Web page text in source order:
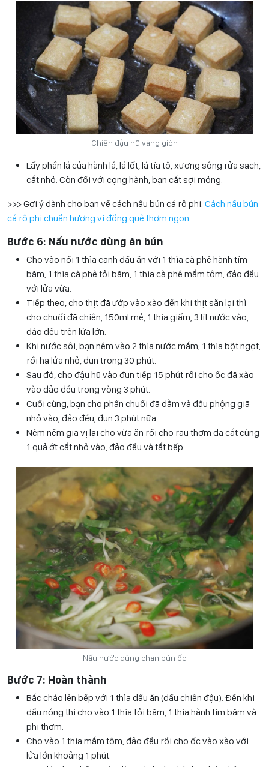
Chiên đậu hũ vàng giòn
Lấy phần lá của hành lá, lá lốt, lá tía tô, xương sông rửa sạch,
cắt nhỏ. Còn đối với cọng hành, bạn cắt sợi mỏng.
>>> Gợi ý dành cho bạn về cách nấu bún cá rô phi: Cách nấu bún
cá rô phi chuẩn hương vị đồng quê thơm ngon
Bước 6: Nấu nước dùng ăn bún
Cho vào nồi 1 thìa canh dầu ăn với 1 thìa cà phê hành tím
băm, 1 thìa cà phê tỏi băm, 1 thìa cà phê mắm tôm, đảo đều
với lửa vừa.
Tiếp theo, cho thịt đã ướp vào xào đến khi thịt săn lại thì
cho chuối đã chiên, 150ml mẻ, 1 thìa giấm, 3 lít nước vào,
đảo đều trên lửa lớn.
Khi nước sôi, bạn nêm vào 2 thìa nước mắm, 1 thìa bột ngọt,
rồi hạ lửa nhỏ, đun trong 30 phút.
Sau đó, cho đậu hũ vào đun tiếp 15 phút rồi cho ốc đã xào
vào đảo đều trong vòng 3 phút.
Cuối cùng, bạn cho phần chuối đã dằm và đậu phộng giã
nhỏ vào, đảo đều, đun 3 phút nữa.
Nêm nếm gia vị lại cho vừa ăn rồi cho rau thơm đã cắt cùng
1 quả ớt cắt nhỏ vào, đảo đều và tắt bếp.
Nấu nước dùng chan bún ốc
Bước 7: Hoàn thành
Bắc chảo lên bếp với 1 thìa dầu ăn (dầu chiên đậu). Đến khi
dầu nóng thì cho vào 1 thìa tỏi băm, 1 thìa hành tím băm và
phi thơm.
Cho vào 1 thìa mắm tôm, đảo đều rồi cho ốc vào xào với
lửa lớn khoảng 1 phút.